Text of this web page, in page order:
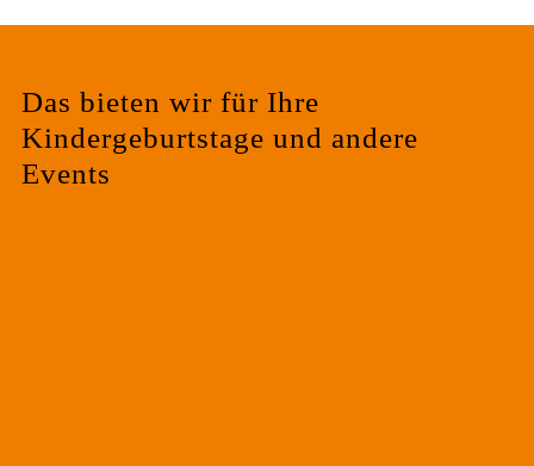
Das bieten wir für Ihre
Kindergeburtstage und andere
Events